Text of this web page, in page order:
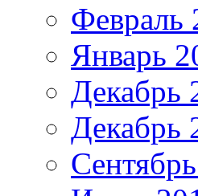
Февраль
Январь
Декабрь
Декабрь